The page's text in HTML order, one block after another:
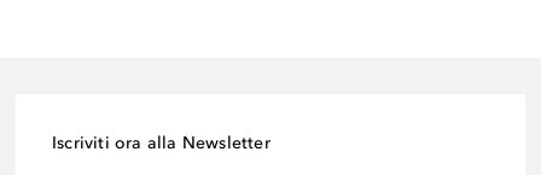
Iscriviti ora alla Newsletter